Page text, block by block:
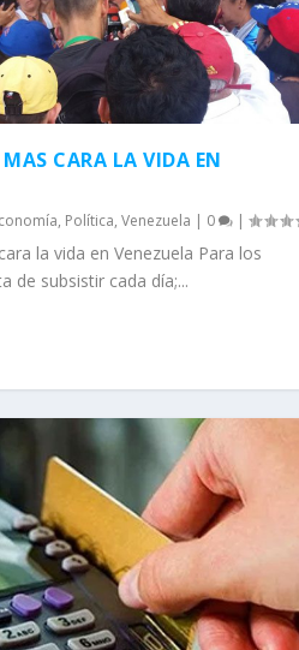
CARA LA VIDA EN
, Política,Venezuela | 0 |
la vida en Venezuela Para los
de subsistir cada día;...